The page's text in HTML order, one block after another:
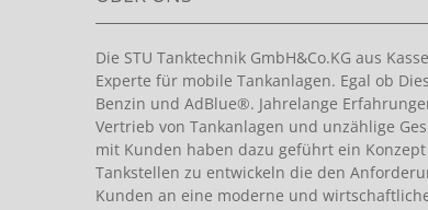
Die STU Tanktechnik GmbH&Co.KG aus
Experte für mobile Tankanlagen. Egal ob
Benzin und AdBlue®. Jahrelange
Vertrieb von Tankanlagen und unzählige
mit Kunden haben dazu geführt ein
Tankstellen zu entwickeln die den
Kunden an eine moderne und